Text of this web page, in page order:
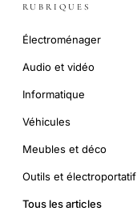
RUBRIQUES
Électroménager
Audio et vidéo
Informatique
Véhicules
Meubles et déco
Outils et électroportatif
Tous les articles